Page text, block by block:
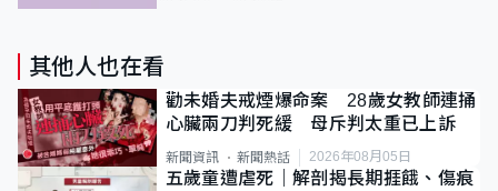
其他人也在看
勸未婚夫戒煙爆命案 28歲女教師連捅
心臟兩刀判死緩 母斥判太重已上訴
新聞資訊 新聞熱話 2026年08月05日
五歲童遭虐死｜解剖揭長期捱餓、傷痕